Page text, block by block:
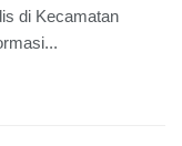
di Kecamatan